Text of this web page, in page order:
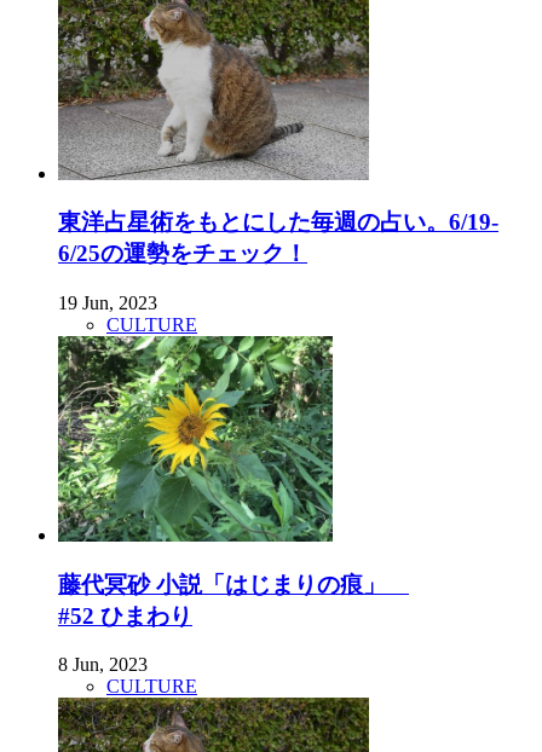
東洋占星術をもとにした毎週の占い。6/19-
6/25の運勢をチェック！
19 Jun, 2023
CULTURE
藤代冥砂 小説「はじまりの痕」
#52 ひまわり
8 Jun, 2023
CULTURE